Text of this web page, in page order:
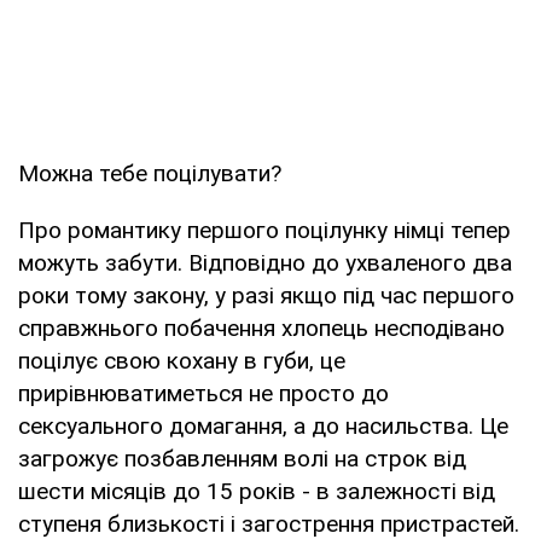
Можна тебе поцілувати?
Про романтику першого поцілунку німці тепер
можуть забути. Відповідно до ухваленого два
роки тому закону, у разі якщо під час першого
справжнього побачення хлопець несподівано
поцілує свою кохану в губи, це
прирівнюватиметься не просто до
сексуального домагання, а до насильства. Це
загрожує позбавленням волі на строк від
шести місяців до 15 років - в залежності від
ступеня близькості і загострення пристрастей.